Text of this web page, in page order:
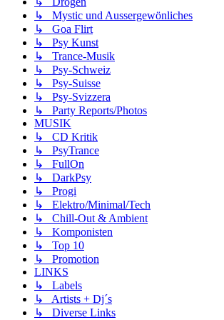
↳ Mystic und Aussergewönliches
↳ Goa Flirt
↳ Psy Kunst
↳ Trance-Musik
↳ Psy-Schweiz
↳ Psy-Suisse
↳ Psy-Svizzera
↳ Party Reports/Photos
MUSIK
↳ CD Kritik
↳ PsyTrance
↳ FullOn
↳ DarkPsy
↳ Progi
↳ Elektro/Minimal/Tech
↳ Chill-Out & Ambient
↳ Komponisten
↳ Top 10
↳ Promotion
LINKS
↳ Labels
↳ Artists + Dj´s
↳ Diverse Links